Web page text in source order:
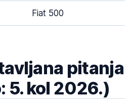
Fiat 500
pitanja
5. kol 2026.)